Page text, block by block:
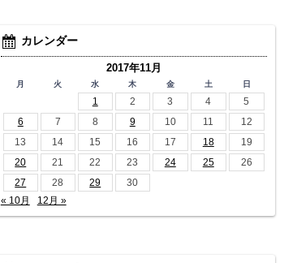
カレンダー
2017年11月
月 火 水 木 金 土 日
1 2 3 4
5
6
7 8 9 10 11
12
13
14 15 16 17 18
19
20
21 22 23 24 25
26
27
28 29
30
« 10月
12月 »